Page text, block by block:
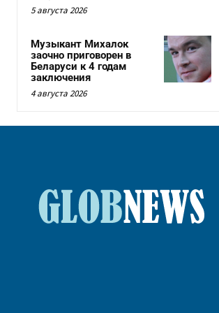
5 августа 2026
Музыкант Михалок
заочно приговорен в
Беларуси к 4 годам
заключения
4 августа 2026